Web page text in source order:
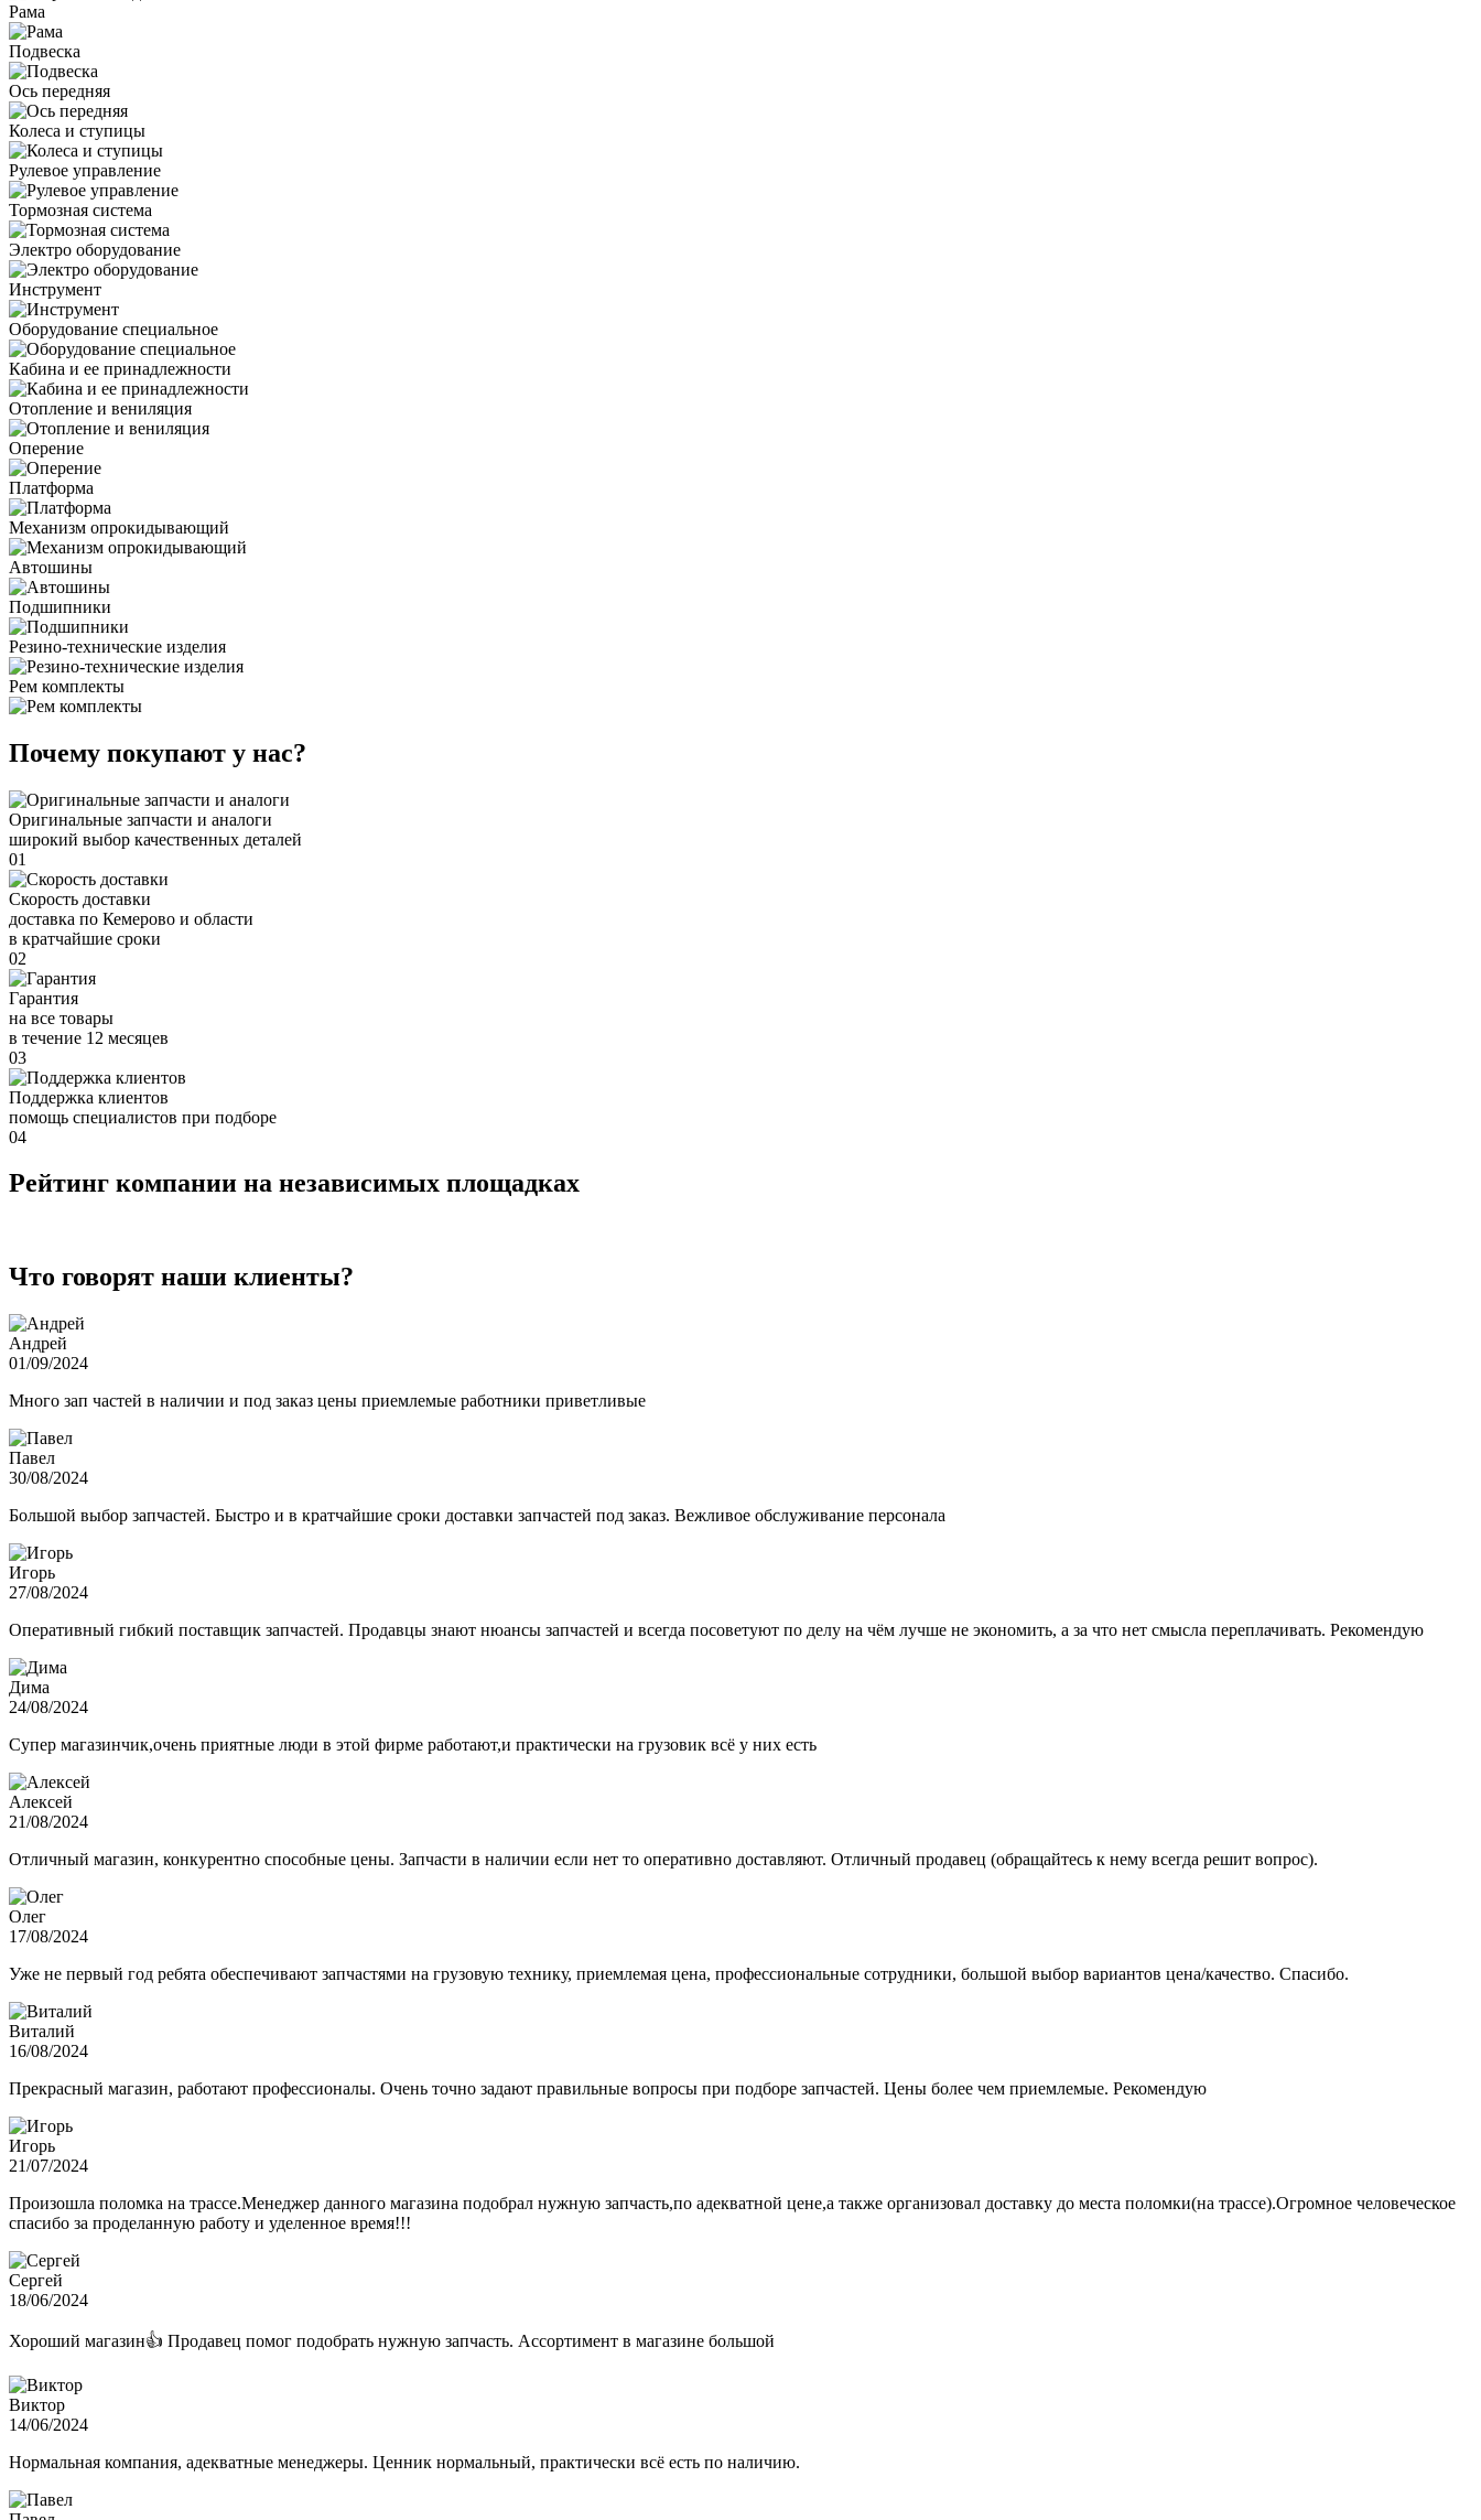
Рама
Подвеска
Ось передняя
Колеса и ступицы
Рулевое управление
Тормозная система
Электро оборудование
Инструмент
Оборудование специальное
Кабина и ее принадлежности
Отопление и вениляция
Оперение
Платформа
Механизм опрокидывающий
Автошины
Подшипники
Резино-технические изделия
Рем комплекты
Почему покупают у нас?
Оригинальные запчасти и аналоги
широкий выбор качественных деталей
01
Скорость доставки
доставка по Кемерово и области
в кратчайшие сроки
02
Гарантия
на все товары
в течение 12 месяцев
03
Поддержка клиентов
помощь специалистов при подборе
04
Рейтинг компании на независимых площадках
Что говорят наши клиенты?
Андрей
01/09/2024
Много зап частей в наличии и под заказ цены приемлемые работники приветливые
Павел
30/08/2024
Большой выбор запчастей. Быстро и в кратчайшие сроки доставки запчастей под заказ. Вежливое обслуживание персонала
Игорь
27/08/2024
Оперативный гибкий поставщик запчастей. Продавцы знают нюансы запчастей и всегда посоветуют по делу на чём лучше не экономить, а за что нет смысла переплачивать. Рекомендую
Дима
24/08/2024
Супер магазинчик,очень приятные люди в этой фирме работают,и практически на грузовик всё у них есть
Алексей
21/08/2024
Отличный магазин, конкурентно способные цены. Запчасти в наличии если нет то оперативно доставляют. Отличный продавец (обращайтесь к нему всегда решит вопрос).
Олег
17/08/2024
Уже не первый год ребята обеспечивают запчастями на грузовую технику, приемлемая цена, профессиональные сотрудники, большой выбор вариантов цена/качество. Спасибо.
Виталий
16/08/2024
Прекрасный магазин, работают профессионалы. Очень точно задают правильные вопросы при подборе запчастей. Цены более чем приемлемые. Рекомендую
Игорь
21/07/2024
Произошла поломка на трассе.Менеджер данного магазина подобрал нужную запчасть,по адекватной цене,а также организовал доставку до места поломки(на трассе).Огромное человеческое
спасибо за проделанную работу и уделенное время!!!
Сергей
18/06/2024
Хороший магазин👍 Продавец помог подобрать нужную запчасть. Ассортимент в магазине большой
Виктор
14/06/2024
Нормальная компания, адекватные менеджеры. Ценник нормальный, практически всё есть по наличию.